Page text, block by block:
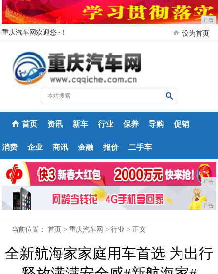
广告
重庆汽车网欢迎您~！ 设为首页
首页 资讯 新车 行业 保养 导购 促销
消费 企业 商讯 金融 报价 二手车
广告
广告
当前位置：首页 >重庆汽车网 >行业 > 正文
全新航海家家庭用车首选 为出行